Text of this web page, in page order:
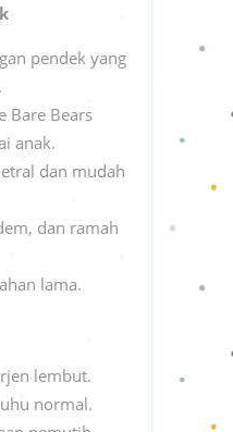
pendek yang
Bare Bears
anak.
dan mudah
dan ramah
lama.
lembut.
normal.